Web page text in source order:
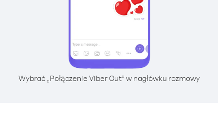
Wybrać „Połączenie Viber Out” w nagłówku rozmowy